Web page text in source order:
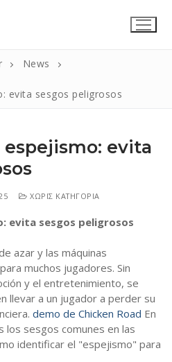
News
evita sesgos peligrosos
espejismo: evita
ΧΩΡΊΣ ΚΑΤΗΓΟΡΊΑ
evita sesgos peligrosos
azar y las máquinas
muchos jugadores. Sin
y el entretenimiento, se
llevar a un jugador a perder su
demo de Chicken Road En
sesgos comunes en las
identificar el "espejismo" para